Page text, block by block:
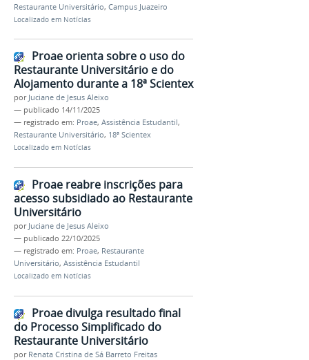
Restaurante Universitário, Campus Juazeiro
Localizado em Notícias
Proae orienta sobre o uso do
Restaurante Universitário e do
Alojamento durante a 18ª Scientex
por Juciane de Jesus Aleixo
— publicado 14/11/2025
— registrado em: Proae, Assistência Estudantil,
Restaurante Universitário, 18ª Scientex
Localizado em Notícias
Proae reabre inscrições para
acesso subsidiado ao Restaurante
Universitário
por Juciane de Jesus Aleixo
— publicado 22/10/2025
— registrado em: Proae, Restaurante
Universitário, Assistência Estudantil
Localizado em Notícias
Proae divulga resultado final
do Processo Simplificado do
Restaurante Universitário
por Renata Cristina de Sá Barreto Freitas